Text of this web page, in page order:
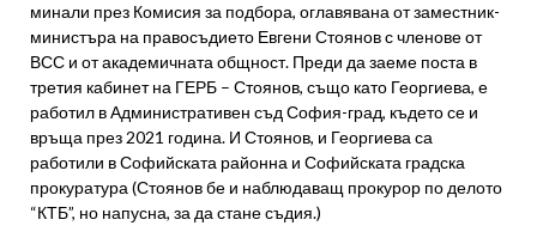
минали през Комисия за подбора, оглавявана от заместник-
министъра на правосъдието Евгени Стоянов с членове от
ВСС и от академичната общност. Преди да заеме поста в
третия кабинет на ГЕРБ – Стоянов, също като Георгиева, е
работил в Административен съд София-град, където се и
връща през 2021 година. И Стоянов, и Георгиева са
работили в Софийската районна и Софийската градска
прокуратура (Стоянов бе и наблюдаващ прокурор по делото
“КТБ”, но напусна, за да стане съдия.)